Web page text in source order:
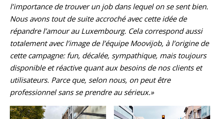
l’importance de trouver un job dans lequel on se sent bien.
Nous avons tout de suite accroché avec cette idée de
répandre l’amour au Luxembourg. Cela correspond aussi
totalement avec l’image de l’équipe Moovijob, à l’origine de
cette campagne: fun, décalée, sympathique, mais toujours
disponible et réactive quant aux besoins de nos clients et
utilisateurs. Parce que, selon nous, on peut être
professionnel sans se prendre au sérieux.»